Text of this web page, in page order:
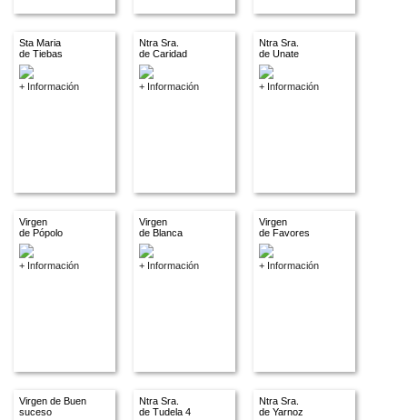
Sta Maria
de Tiebas
+ Información
Ntra Sra.
de Caridad
+ Información
Ntra Sra.
de Unate
+ Información
Virgen
de Pópolo
+ Información
Virgen
de Blanca
+ Información
Virgen
de Favores
+ Información
Virgen de Buen
suceso
Ntra Sra.
de Tudela 4
Ntra Sra.
de Yarnoz